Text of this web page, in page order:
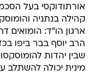
אורתודוקסי בעל
קהילה בנתניה
ארגון הו"ד: הומואים
הרב יוסף בבר ביפו
שבין יהדות
מינית יכולה להשתלב